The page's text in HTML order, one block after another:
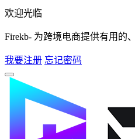
欢迎光临
Firekb- 为跨境电商提供有用的
我要注册 忘记密码